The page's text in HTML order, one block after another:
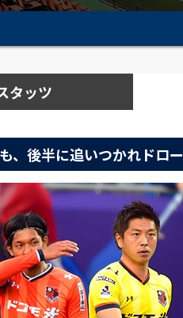
タッツ
、後半に追いつかれドロー